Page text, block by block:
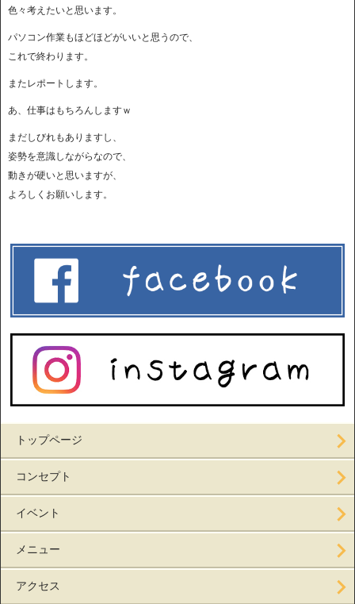
色々考えたいと思います。
パソコン作業もほどほどがいいと思うので、
これで終わります。
またレポートします。
あ、仕事はもちろんしますｗ
まだしびれもありますし、
姿勢を意識しながらなので、
動きが硬いと思いますが、
よろしくお願いします。
トップページ
コンセプト
イベント
メニュー
アクセス